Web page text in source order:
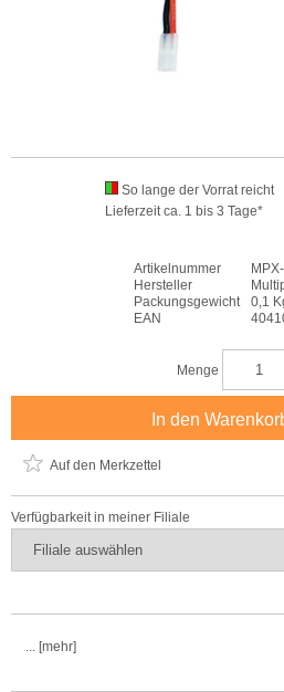
So lange der Vorrat reicht
Lieferzeit ca. 1 bis 3 Tage*
Artikelnummer
Hersteller
Packungsgewicht
0,1
EAN
Menge
In den
Auf den Merkzettel
Verfügbarkeit in meiner Filiale
... [mehr]